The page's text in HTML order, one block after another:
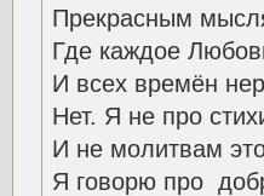
Прекрасным
Где каждое
И всех времён
Нет. Я не про
И не молитвам
Я говорю про